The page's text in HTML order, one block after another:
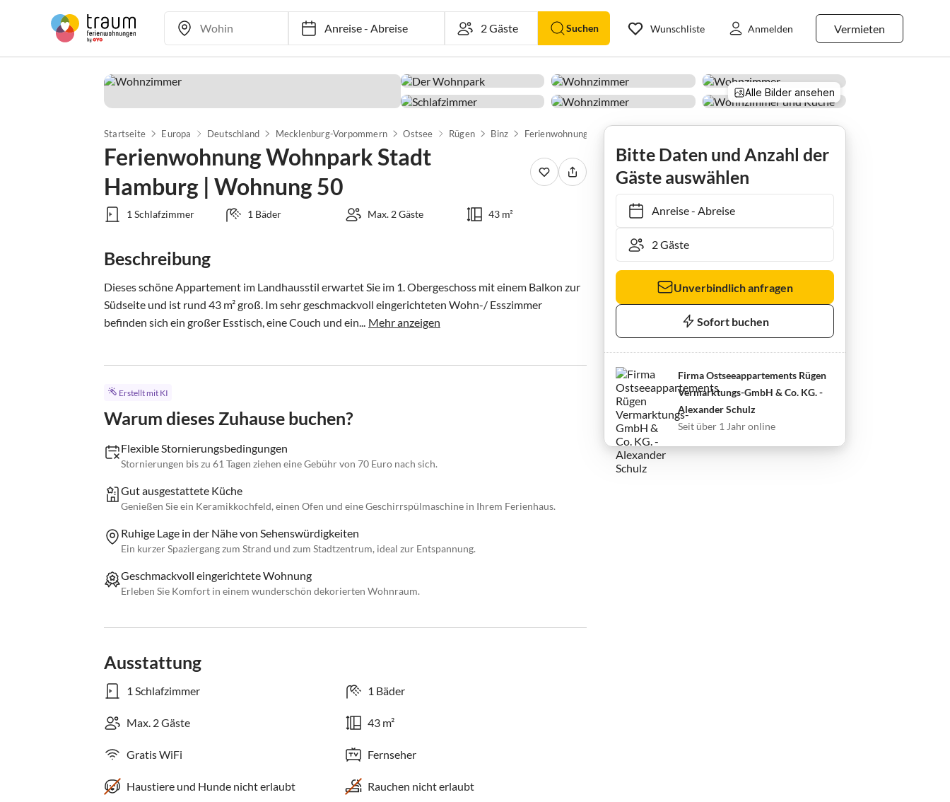
Anreise-Abreise Suchen Vermieten
Wunschliste Anmelden
Alle Bilder ansehen
Startseite Europa Deutschland Mecklenburg-Vorpommern Ostsee Rügen Binz
Ferienwohnung Wohnpark Stadt
Hamburg | Wohnung 50
1 Schlafzimmer 1 Bäder Max. 2 Gäste 43 m²
Beschreibung
Dieses schöne Appartement im Landhausstil erwartet Sie im 1. Obergeschoss mit einem Balkon zur
Südseite und ist rund 43 m² groß. Im sehr geschmackvoll eingerichteten Wohn-/ Esszimmer
befinden sich ein großer Esstisch, eine Couch und ein... Mehr anzeigen
Erstellt mit KI
Warum dieses Zuhause buchen?
Flexible Stornierungsbedingungen
Stornierungen bis zu 61 Tagen ziehen eine Gebühr von 70 Euro nach sich.
Gut ausgestattete Küche
Genießen Sie ein Keramikkochfeld, einen Ofen und eine Geschirrspülmaschine in Ihrem Ferienhaus.
Ruhige Lage in der Nähe von Sehenswürdigkeiten
Ein kurzer Spaziergang zum Strand und zum Stadtzentrum, ideal zur Entspannung.
Geschmackvoll eingerichtete Wohnung
Erleben Sie Komfort in einem wunderschön dekorierten Wohnraum.
Ausstattung
1 Schlafzimmer 1 Bäder
Max. 2 Gäste 43 m²
Gratis WiFi Fernseher
Haustiere und Hunde nicht erlaubt Rauchen nicht erlaubt
Bitte Daten und Anzahl der
Gäste auswählen
Anreise- Abreise
Unverbindlich anfragen
Sofort buchen
Firma Ostseeappartements Rügen
Vermarktungs-GmbH & Co. KG. -
Alexander Schulz
Seit über 1 Jahr online